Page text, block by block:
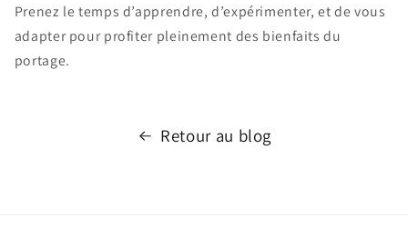
Prenez le temps d’apprendre, d’expérimenter, et de vous
adapter pour profiter pleinement des bienfaits du
portage.
Retour au blog